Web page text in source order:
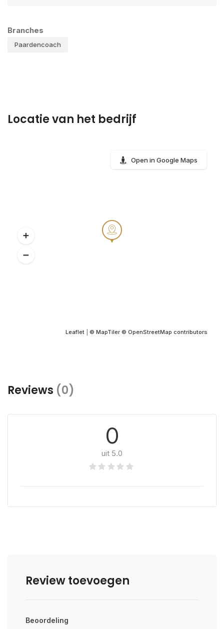
Branches
Paardencoach
Locatie van het bedrijf
Leaflet © MapTiler © OpenStreetMap contributors
Open in Google Maps
Reviews (0)
0
uit 5.0
Review toevoegen
Beoordeling